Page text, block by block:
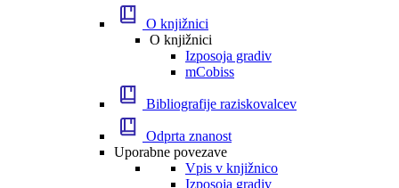
O knjižnici
O knjižnici
Izposoja gradiv
mCobiss
Bibliografije raziskovalcev
Odprta znanost
Uporabne povezave
Vpis v knjižnico
Izposoja gradiv